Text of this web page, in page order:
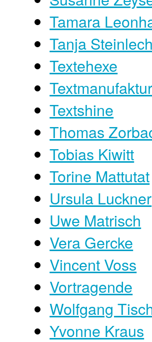
Tamara
Tanja
Textehexe
Textmanufaktur
Textshine
Thomas
Tobias Kiwitt
Torine Mattutat
Ursula Luckner
Uwe Matrisch
Vera Gercke
Vincent Voss
Vortragende
Wolfgang
Yvonne Kraus